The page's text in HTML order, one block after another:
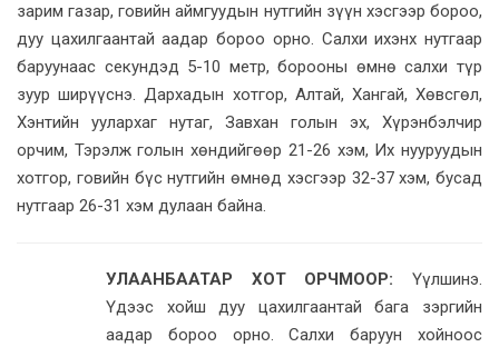
зарим газар, говийн аймгуудын нутгийн зүүн хэсгээр бороо,
дуу цахилгаантай аадар бороо орно. Салхи ихэнх нутгаар
баруунаас секундэд 5-10 метр, борооны өмнө салхи түр
зуур ширүүснэ. Дархадын хотгор, Алтай, Хангай, Хөвсгөл,
Хэнтийн уулархаг нутаг, Завхан голын эх, Хүрэнбэлчир
орчим, Тэрэлж голын хөндийгөөр 21-26 хэм, Их нууруудын
хотгор, говийн бүс нутгийн өмнөд хэсгээр 32-37 хэм, бусад
нутгаар 26-31 хэм дулаан байна.
УЛААНБААТАР ХОТ ОРЧМООР: Үүлшинэ.
Үдээс хойш дуу цахилгаантай бага зэргийн
аадар бороо орно. Салхи баруун хойноос